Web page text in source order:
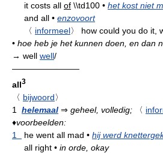
it costs all of \\td100 • het kost niet
and all • enzovoort
〈 informeel〉 how could you do it,
• hoe heb je het kunnen doen, en dan
→ well well/
————————
all3
〈 bijwoord〉
1
helemaal ⇒ geheel, volledig; 〈
♦voorbeelden:
1
he went all mad • hij werd
all right • in orde, okay